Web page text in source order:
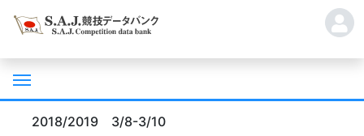
2018/2019 3/8-3/10